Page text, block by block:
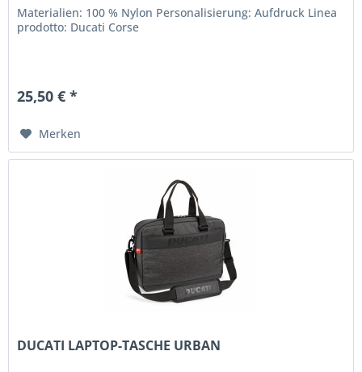
Materialien: 100 % Nylon Personalisierung: Aufdruck Linea
prodotto: Ducati Corse
25,50 € *
Merken
DUCATI LAPTOP-TASCHE URBAN